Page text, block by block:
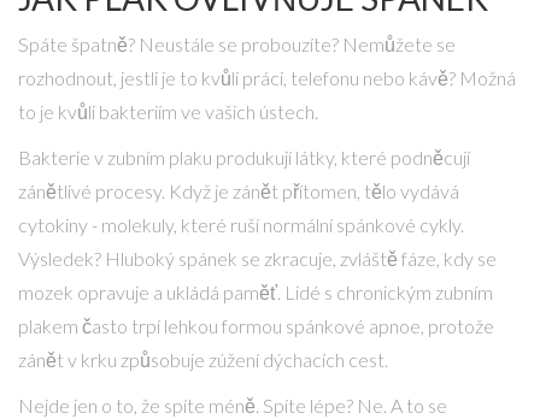
Spáte špatně? Neustále se probouzíte? Nemůžete se
rozhodnout, jestli je to kvůli práci, telefonu nebo kávě? Možná
to je kvůli bakteriím ve vašich ústech.
Bakterie v zubním plaku produkují látky, které podněcují
zánětlivé procesy. Když je zánět přítomen, tělo vydává
cytokiny - molekuly, které ruší normální spánkové cykly.
Výsledek? Hluboký spánek se zkracuje, zvláště fáze, kdy se
mozek opravuje a ukládá paměť. Lidé s chronickým zubním
plakem často trpí lehkou formou spánkové apnoe, protože
zánět v krku způsobuje zúžení dýchacích cest.
Nejde jen o to, že spíte méně. Spíte lépe? Ne. A to se